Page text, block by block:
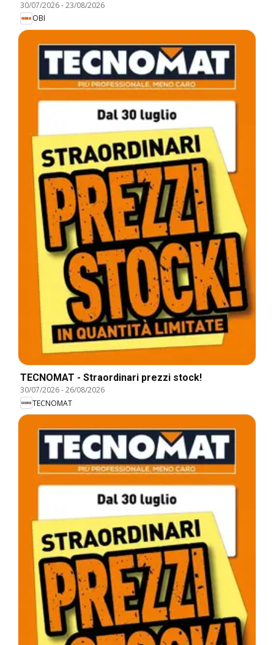
30/07/2026-23/08/2026
OBI
TECNOMAT - Straordinari prezzi stock!
30/07/2026-26/08/2026
TECNOMAT